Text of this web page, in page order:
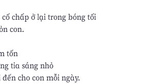
chấp ở lại trong bóng tối
con.
tốn
tia sáng nhỏ
cho con mỗi ngày.